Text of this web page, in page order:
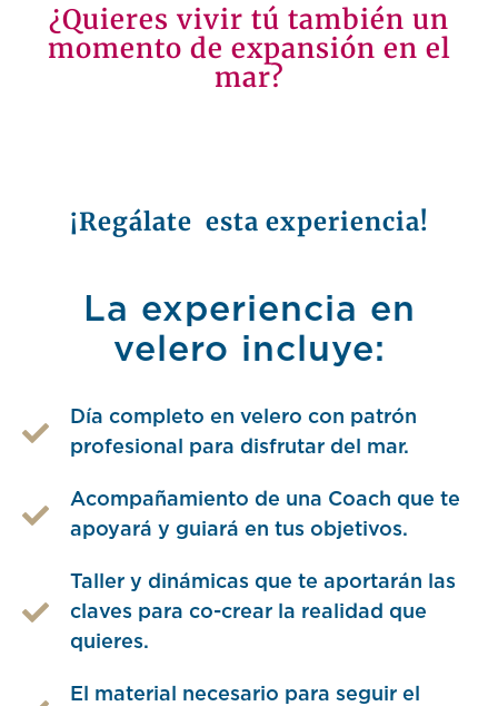
¿Quieres vivir tú también un
momento de expansión en el
mar?
¡Regálate esta experiencia!
La experiencia en
velero incluye:
Día completo en velero con patrón
profesional para disfrutar del mar.
Acompañamiento de una Coach que te
apoyará y guiará en tus objetivos.
Taller y dinámicas que te aportarán las
claves para co-crear la realidad que
quieres.
El material necesario para seguir el